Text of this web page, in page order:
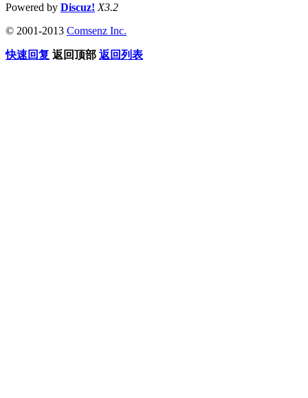
Powered by Discuz! X3.2
© 2001-2013 Comsenz Inc.
快速回复 返回顶部 返回列表